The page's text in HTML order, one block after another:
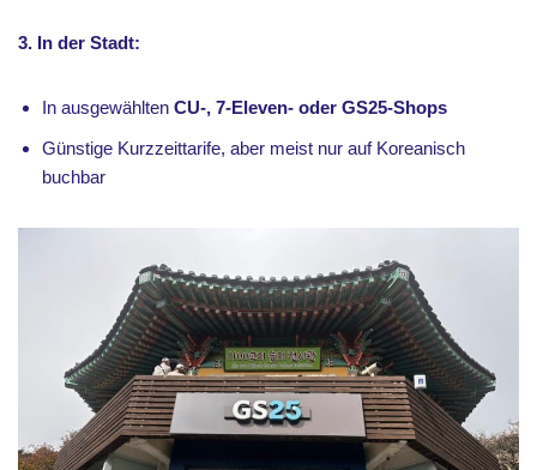
3. In der Stadt:
In ausgewählten CU-, 7-Eleven- oder GS25-Shops
Günstige Kurzzeittarife, aber meist nur auf Koreanisch
buchbar